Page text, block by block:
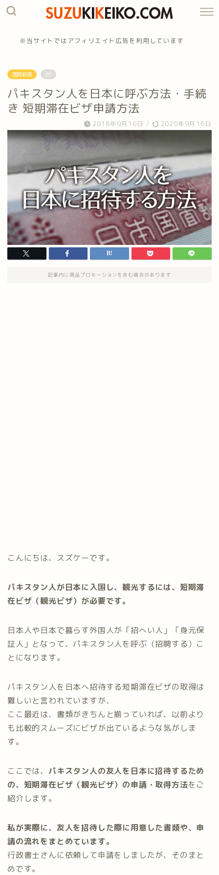
※当サイトではアフィリエイト広告を利用しています
国際結婚 PR
パキスタン人を日本に呼ぶ方法・手続
き 短期滞在ビザ申請方法
2018年9月16日 / 2020年9月16日
記事内に商品プロモーションを含む場合があります
こんにちは、スズケーです。
パキスタン人が日本に入国し、観光するには、短期滞
在ビザ（観光ビザ）が必要です。
日本人や日本で暮らす外国人が「招へい人」「身元保
証人」となって、パキスタン人を呼ぶ（招聘する）こ
とになります。
パキスタン人を日本へ招待する短期滞在ビザの取得は
難しいと言われていますが、
ここ最近は、書類がきちんと揃っていれば、以前より
も比較的スムーズにビザが出ているような気がしま
す。
ここでは、 パキスタン人の友人を日本に招待するため
の、短期滞在ビザ（観光ビザ）の申請・取得方法をご
紹介します。
私が実際に、友人を招待した際に用意した書類や、申
請の流れをまとめています。
行政書士さんに依頼して申請をしましたが、そのまと
めです。